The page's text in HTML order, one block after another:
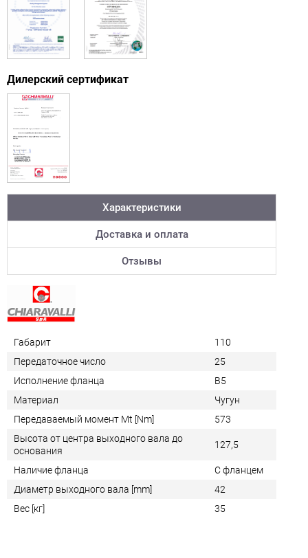
Дилерский сертификат
Характеристики
Доставка и оплата
Отзывы
Габарит
110
Передаточное число
25
Исполнение фланца
B5
Материал
Чугун
Передаваемый момент Mt [Nm]
573
Высота от центра выходного вала до
основания
127,5
Наличие фланца
С фланцем
Диаметр выходного вала [mm]
42
Вес [кг]
35